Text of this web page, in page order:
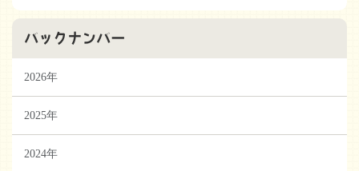
バックナンバー
2026年
2025年
2024年